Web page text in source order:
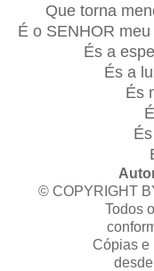
Que torna
É o SENHOR
És a
És a
És
© COPYRIGHT
Todos
Cópias e